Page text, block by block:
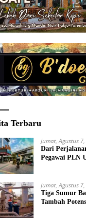
Terbaru
Jumat, Agustus
Dari
Pegawai PLN
Jumat, Agustus
Tiga Sumur
Tambah